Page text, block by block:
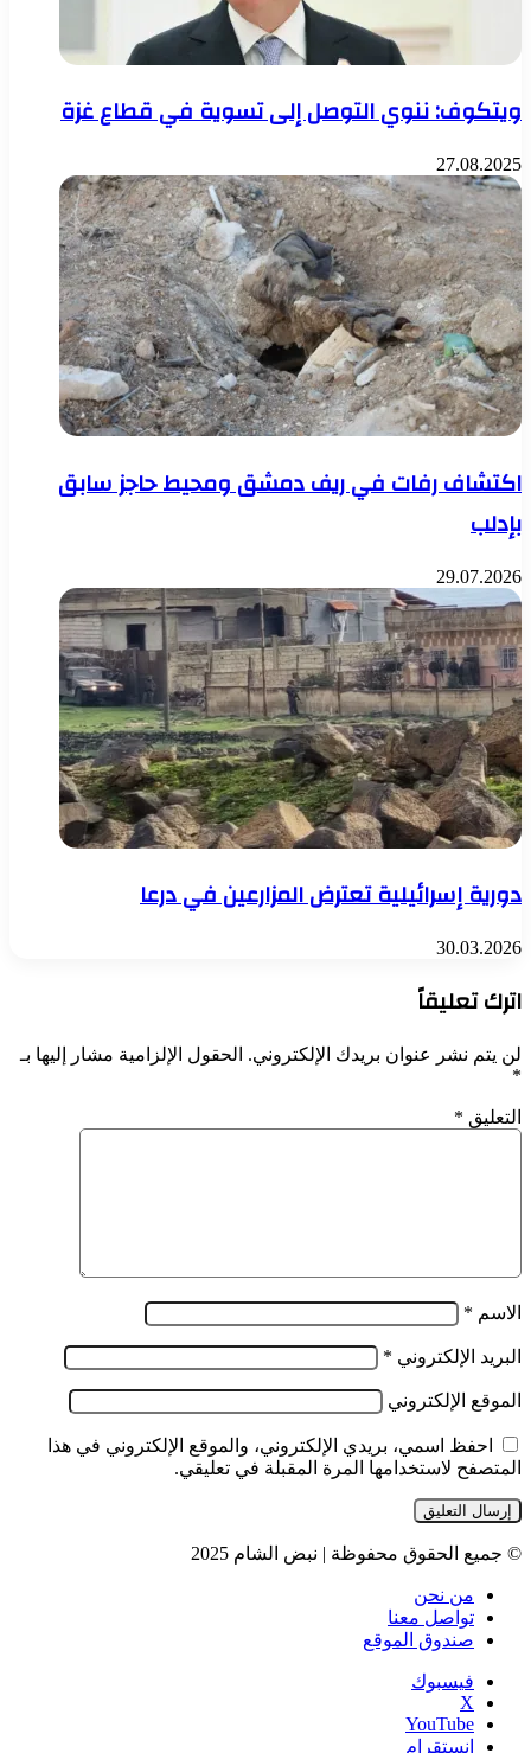
ويتكوف: ننوي التوصل إلى تسوية في قطاع غزة
27.08.2025
اكتشاف رفات في ريف دمشق ومحيط حاجز سابق
بإدلب
29.07.2026
دورية إسرائيلية تعترض المزارعين في درعا
30.03.2026
اترك تعليقاً
لن يتم نشر عنوان بريدك الإلكتروني. الحقول الإلزامية مشار إليها بـ
*
التعليق *
الاسم *
البريد الإلكتروني *
الموقع الإلكتروني
احفظ اسمي، بريدي الإلكتروني، والموقع الإلكتروني في هذا
المتصفح لاستخدامها المرة المقبلة في تعليقي.
© جميع الحقوق محفوظة | نبض الشام 2025
من نحن
تواصل معنا
صندوق الموقع
فيسبوك
‫X
‫YouTube
انستقرام